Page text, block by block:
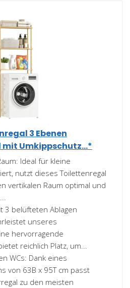
3 Ebenen
Umkippschutz...*
Ideal für kleine
nutzt dieses Toilettenregal
vertikalen Raum optimal und
3 belüfteten Ablagen
unseres
hervorragende
reichlich Platz, um...
WCs: Dank eines
von 63B x 95T cm passt
zu den meisten